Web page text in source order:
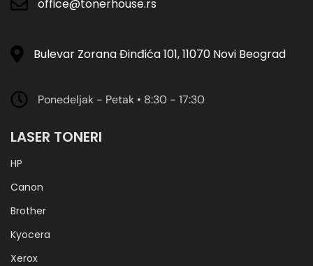
office@tonerhouse.rs
Bulevar Zorana Đinđića 101, 11070 Novi Beograd
Ponedeljak - Petak • 8:30 - 17:30
LASER TONERI
HP
Canon
Brother
Kyocera
Xerox